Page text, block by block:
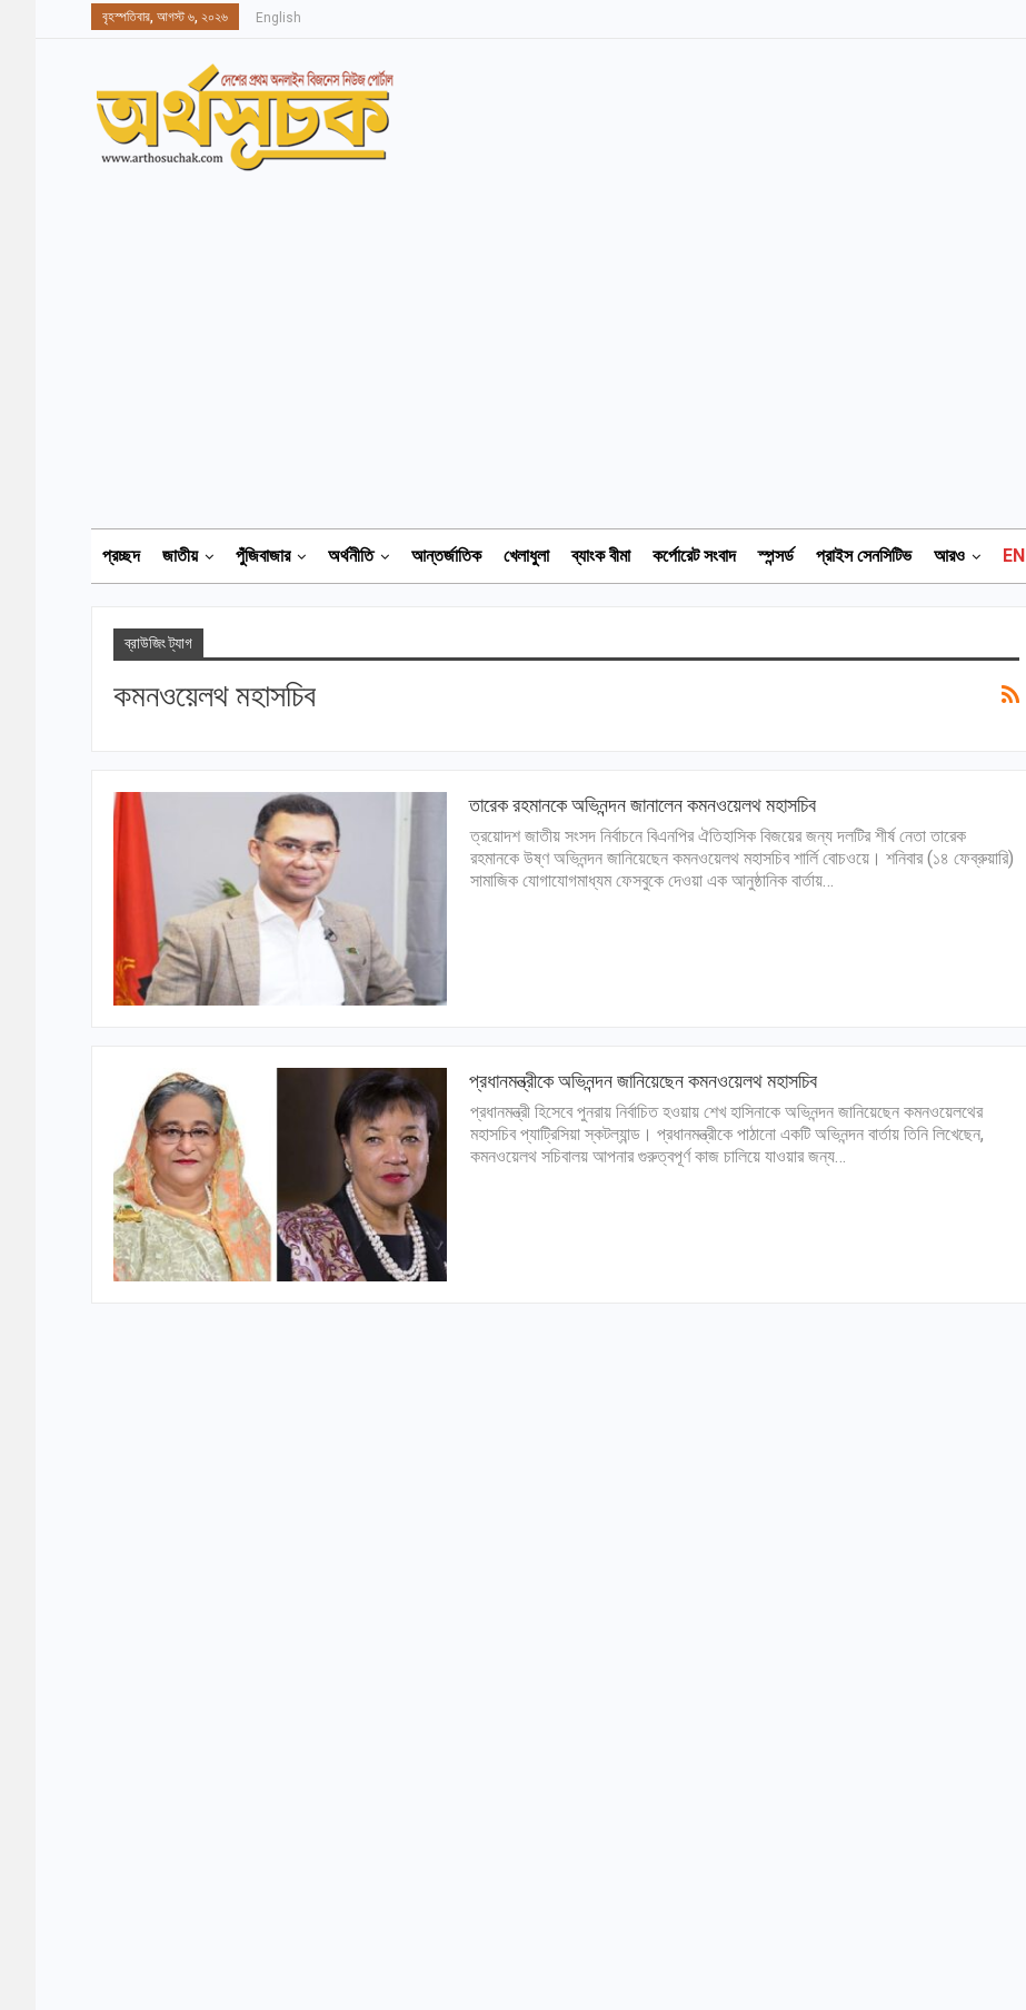
বৃহস্পতিবার, আগস্ট ৬, ২০২৬ English
প্রচ্ছদ জাতীয় পুঁজিবাজার অর্থনীতি আন্তর্জাতিক খেলাধুলা ব্যাংক বীমা কর্পোরেট সংবাদ স্পন্সর্ড প্রাইস সেনসিটিভ আরও EN
ব্রাউজিং ট্যাগ
কমনওয়েলথ মহাসচিব
তারেক রহমানকে অভিনন্দন জানালেন কমনওয়েলথ মহাসচিব
ত্রয়োদশ জাতীয় সংসদ নির্বাচনে বিএনপির ঐতিহাসিক বিজয়ের জন্য দলটির শীর্ষ নেতা তারেক
রহমানকে উষ্ণ অভিনন্দন জানিয়েছেন কমনওয়েলথ মহাসচিব শার্লি বোচওয়ে। শনিবার (১৪ ফেব্রুয়ারি)
সামাজিক যোগাযোগমাধ্যম ফেসবুকে দেওয়া এক আনুষ্ঠানিক বার্তায়…
প্রধানমন্ত্রীকে অভিনন্দন জানিয়েছেন কমনওয়েলথ মহাসচিব
প্রধানমন্ত্রী হিসেবে পুনরায় নির্বাচিত হওয়ায় শেখ হাসিনাকে অভিনন্দন জানিয়েছেন কমনওয়েলথের
মহাসচিব প্যাট্রিসিয়া স্কটল্যান্ড। প্রধানমন্ত্রীকে পাঠানো একটি অভিনন্দন বার্তায় তিনি লিখেছেন,
কমনওয়েলথ সচিবালয় আপনার গুরুত্বপূর্ণ কাজ চালিয়ে যাওয়ার জন্য…